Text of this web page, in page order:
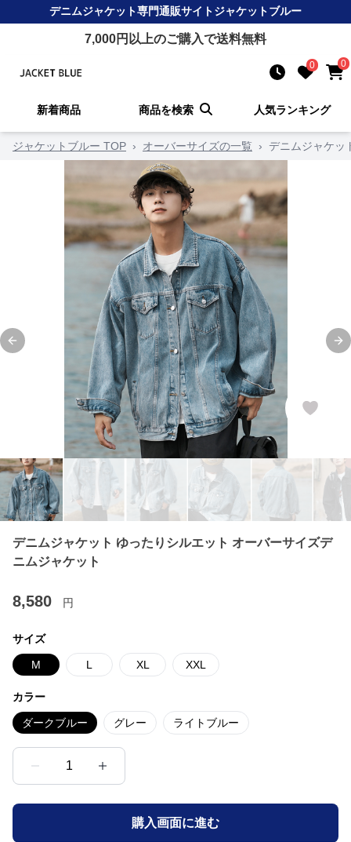
デニムジャケット専門通販サイトジャケットブルー
7,000円以上のご購入で送料無料
0 0
新着商品 商品を検索 人気ランキング
ジャケットブルー TOP › オーバーサイズの一覧 › デニムジャケッ
Previous slide
デニムジャケット ゆったりシルエット オーバーサイズデ
ニムジャケット
8,580 円
サイズ
M L XL XXL
カラー
ダークブルー グレー ライトブルー
1
購入画面に進む